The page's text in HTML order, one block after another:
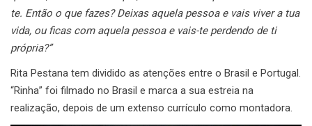
te. Então o que fazes? Deixas aquela pessoa e vais viver a tua
vida, ou ficas com aquela pessoa e vais-te perdendo de ti
própria?”
Rita Pestana tem dividido as atenções entre o Brasil e Portugal.
“Rinha” foi filmado no Brasil e marca a sua estreia na
realização, depois de um extenso currículo como montadora.